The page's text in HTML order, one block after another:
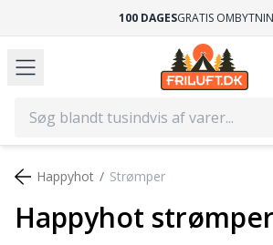
100 DAGESGRATIS
Happyhot Strømper
Happyhot strømper